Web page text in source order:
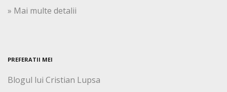
» Mai multe detalii
PREFERATII MEI
Blogul lui Cristian Lupsa